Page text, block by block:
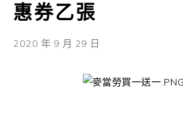
惠券乙張
2020 年 9 月 29 日